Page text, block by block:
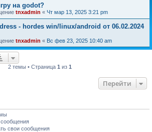
на godot?
tnxadmin « Чт мар 13, 2025 3:21 pm
- hordes win/linux/android от 06.02.2024
tnxadmin « Вс фев 23, 2025 10:40 am
2 темы • Страница 1 из 1
Перейти
сообщения
свои сообщения